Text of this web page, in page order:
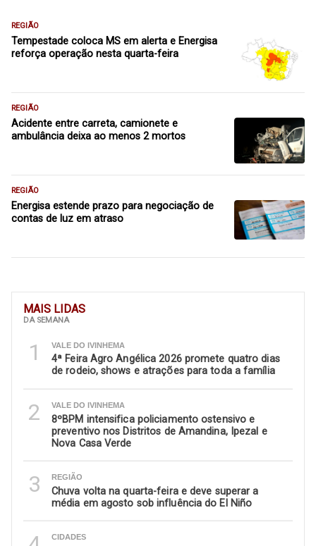
MAIS LIDAS
DA SEMANA
1 VALE DO IVINHEMA
4ª Feira Agro Angélica 2026 promete quatro dias
de rodeio, shows e atrações para toda a família
2 VALE DO IVINHEMA
8ºBPM intensifica policiamento ostensivo e
preventivo nos Distritos de Amandina, Ipezal e
Nova Casa Verde
3 REGIÃO
Chuva volta na quarta-feira e deve superar a
média em agosto sob influência do El Niño
CIDADES
REGIÃO
Tempestade coloca MS em alerta e Energisa
reforça operação nesta quarta-feira
REGIÃO
Acidente entre carreta, camionete e
ambulância deixa ao menos 2 mortos
REGIÃO
Energisa estende prazo para negociação de
contas de luz em atraso